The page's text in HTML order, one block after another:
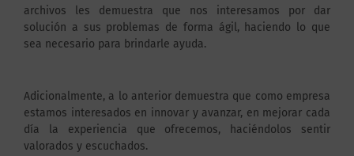
archivos les demuestra que nos interesamos por dar
solución a sus problemas de forma ágil, haciendo lo que
sea necesario para brindarle ayuda.
Adicionalmente, a lo anterior demuestra que como empresa
estamos interesados en innovar y avanzar, en mejorar cada
día la experiencia que ofrecemos, haciéndolos sentir
valorados y escuchados.